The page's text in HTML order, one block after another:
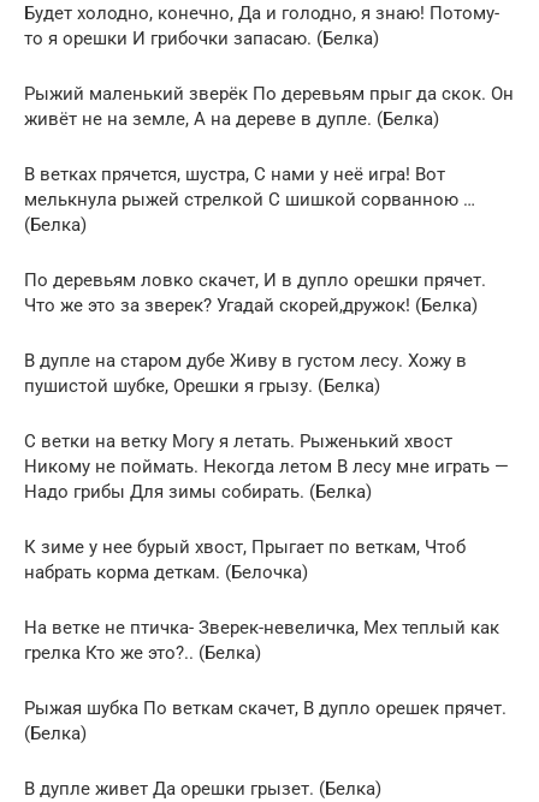
Будет холодно, конечно, Да и голодно, я знаю! Потому-
то я орешки И грибочки запасаю. (Белка)
Рыжий маленький зверёк По деревьям прыг да скок. Он
живёт не на земле, А на дереве в дупле. (Белка)
В ветках прячется, шустра, С нами у неё игра! Вот
мелькнула рыжей стрелкой С шишкой сорванною …
(Белка)
По деревьям ловко скачет, И в дупло орешки прячет.
Что же это за зверек? Угадай скорей,дружок! (Белка)
В дупле на старом дубе Живу в густом лесу. Хожу в
пушистой шубке, Орешки я грызу. (Белка)
С ветки на ветку Могу я летать. Рыженький хвост
Никому не поймать. Некогда летом В лесу мне играть —
Надо грибы Для зимы собирать. (Белка)
К зиме у нее бурый хвост, Прыгает по веткам, Чтоб
набрать корма деткам. (Белочка)
На ветке не птичка- Зверек-невеличка, Мех теплый как
грелка Кто же это?.. (Белка)
Рыжая шубка По веткам скачет, В дупло орешек прячет.
(Белка)
В дупле живет Да орешки грызет. (Белка)